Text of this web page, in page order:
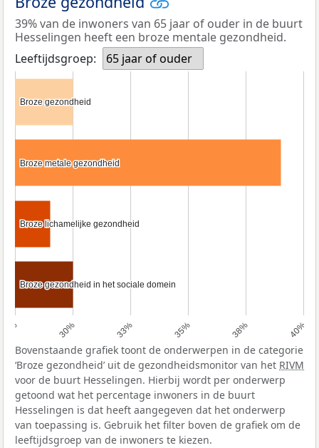
39% van de inwoners van 65 jaar of ouder in de buurt
Hesselingen heeft een broze mentale gezondheid.
Leeftijdsgroep:
65 jaar of ouder
28% 30% 33% 35% 38% 40%
Broze gezondheid
Broze gezondheid
Broze metale gezondheid
Broze metale gezondheid
Broze lichamelijke gezondheid
Broze lichamelijke gezondheid
Broze gezondheid in het sociale domein
Broze gezondheid in het sociale domein
Bovenstaande grafiek toont de onderwerpen in de categorie
‘Broze gezondheid’ uit de gezondheidsmonitor van het RIVM
voor de buurt Hesselingen. Hierbij wordt per onderwerp
getoond wat het percentage inwoners in de buurt
Hesselingen is dat heeft aangegeven dat het onderwerp
van toepassing is. Gebruik het filter boven de grafiek om de
leeftijdsgroep van de inwoners te kiezen.